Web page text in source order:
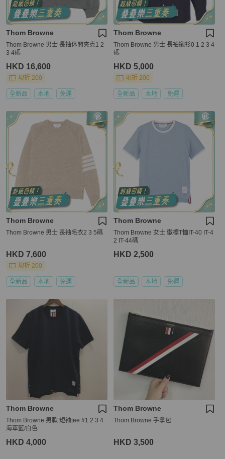
Thom Browne
Thom Browne 男士 長袖休閒夾克1 2
3 4碼
HKD 16,600
現折 200
全新品 本地 免運
Thom Browne
Thom Browne 男士 長袖襯衫0 1 2 3 4
碼
HKD 5,000
現折 200
全新品 本地 免運
Thom Browne
Thom Browne 男士 長袖毛衣2 3 5碼
HKD 7,600
現折 200
全新品 本地 免運
Thom Browne
Thom Browne 女士 徽標T恤IT-40 IT-4
2 IT-44碼
HKD 2,500
全新品 本地 免運
Thom Browne
Thom Browne 男款 短袖tee #1 2 3 4
海軍藍/白色
HKD 4,000
Thom Browne
Thom Browne 手拿包
HKD 3,500